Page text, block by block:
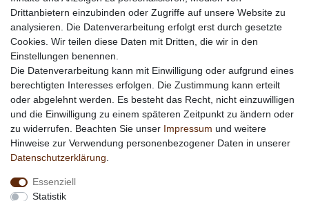
Werbung
Links
Vertrag widerrufen
*außer Sonderartikel + Porto; keine Kombination mit
anderen Rabattaktionen
Drittanbietern einzubinden oder Zugriffe auf unsere Website zu
analysieren. Die Datenverarbeitung erfolgt erst durch gesetzte
Cookies. Wir teilen diese Daten mit Dritten, die wir in den
Einstellungen benennen.
Die Datenverarbeitung kann mit Einwilligung oder aufgrund eines
berechtigten Interesses erfolgen. Die Zustimmung kann erteilt
oder abgelehnt werden. Es besteht das Recht, nicht einzuwilligen
und die Einwilligung zu einem späteren Zeitpunkt zu ändern oder
zu widerrufen. Beachten Sie unser Impressum und weitere
Hinweise zur Verwendung personenbezogener Daten in unserer
Daten­schutz­erklärung
Essenziell
Statistik